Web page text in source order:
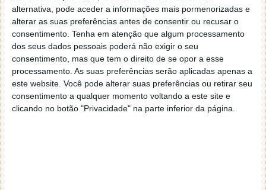
alternativa, pode aceder a informações mais pormenorizadas e
alterar as suas preferências antes de consentir ou recusar o
consentimento. Tenha em atenção que algum processamento
dos seus dados pessoais poderá não exigir o seu
consentimento, mas que tem o direito de se opor a esse
processamento. As suas preferências serão aplicadas apenas a
este website. Você pode alterar suas preferências ou retirar seu
consentimento a qualquer momento voltando a este site e
clicando no botão "Privacidade" na parte inferior da página.
Estações de abastecimento de hidrogénio-
soluções de acionamento para comprimir H2
Módulo de pilha e eletrólise inteligente
Tecnologia para eletrolisadores H2
Sistema de célula de combustível de óxido
sólido - geração de energia impulsionada pela
procura
Reciclagem de platina de pilhas de células de